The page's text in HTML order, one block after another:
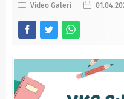
Video Galeri